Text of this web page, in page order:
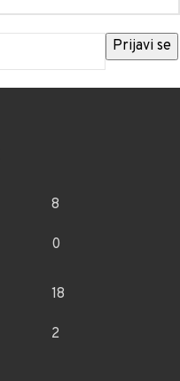
8
0
18
2